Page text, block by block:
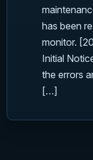
has been
monitor.
Initial
the errors
[…]